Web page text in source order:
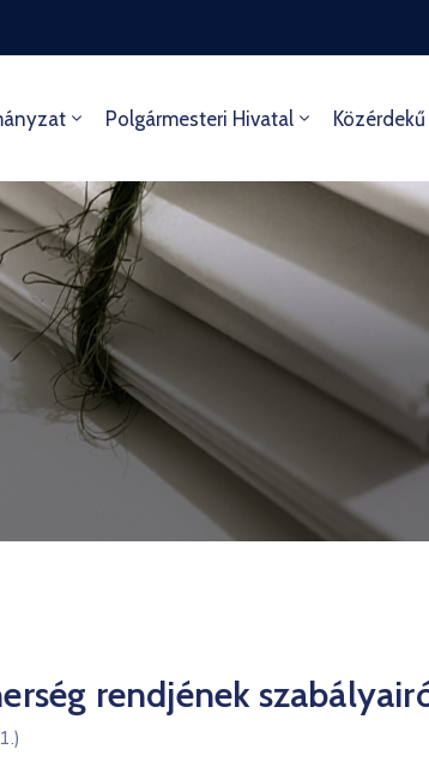
Polgármesteri Hivatal Közérdekű
rendjének